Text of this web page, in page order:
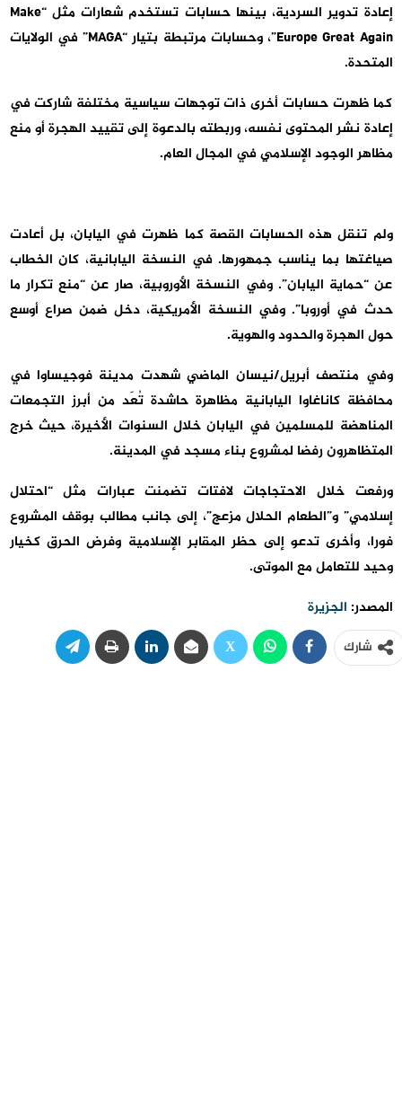
إعادة تدوير السردية، بينها حسابات تستخدم شعارات مثل “Make
Europe Great Again”، وحسابات مرتبطة بتيار “MAGA” في الولايات
المتحدة.
كما ظهرت حسابات أخرى ذات توجهات سياسية مختلفة شاركت في
إعادة نشر المحتوى نفسه، وربطته بالدعوة إلى تقييد الهجرة أو منع
مظاهر الوجود الإسلامي في المجال العام.
ولم تنقل هذه الحسابات القصة كما ظهرت في اليابان، بل أعادت
صياغتها بما يناسب جمهورها. في النسخة اليابانية، كان الخطاب
عن “حماية اليابان”. وفي النسخة الأوروبية، صار عن “منع تكرار ما
حدث في أوروبا”. وفي النسخة الأمريكية، دخل ضمن صراع أوسع
حول الهجرة والحدود والهوية.
وفي منتصف أبريل/نيسان الماضي شهدت مدينة فوجيساوا في
محافظة كاناغاوا اليابانية مظاهرة حاشدة تُعَد من أبرز التجمعات
المناهضة للمسلمين في اليابان خلال السنوات الأخيرة، حيث خرج
المتظاهرون رفضا لمشروع بناء مسجد في المدينة.
ورفعت خلال الاحتجاجات لافتات تضمنت عبارات مثل “احتلال
إسلامي” و”الطعام الحلال مزعج”، إلى جانب مطالب بوقف المشروع
فورا، وأخرى تدعو إلى حظر المقابر الإسلامية وفرض الحرق كخيار
وحيد للتعامل مع الموتى.
المصدر: الجزيرة
شارك